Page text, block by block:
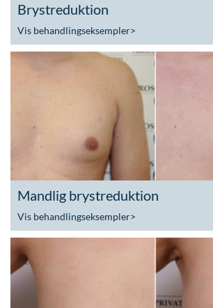
Brystreduktion
Vis behandlingseksempler>
Mandlig brystreduktion
Vis behandlingseksempler>